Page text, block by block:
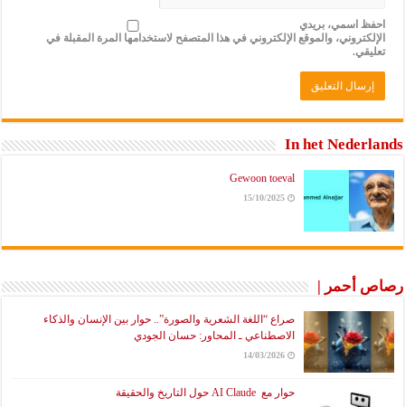
احفظ اسمي، بريدي
الإلكتروني، والموقع الإلكتروني في هذا المتصفح لاستخدامها المرة المقبلة في
تعليقي.
In het Nederlands
Gewoon toeval
15/10/2025
رصاص أحمر |
صراع “اللغة الشعرية والصورة”.. حوار بين الإنسان والذكاء
الاصطناعي ـ المحاور: حسان الجودي
14/03/2026
حوار مع AI Claude حول التاريخ والحقيقة